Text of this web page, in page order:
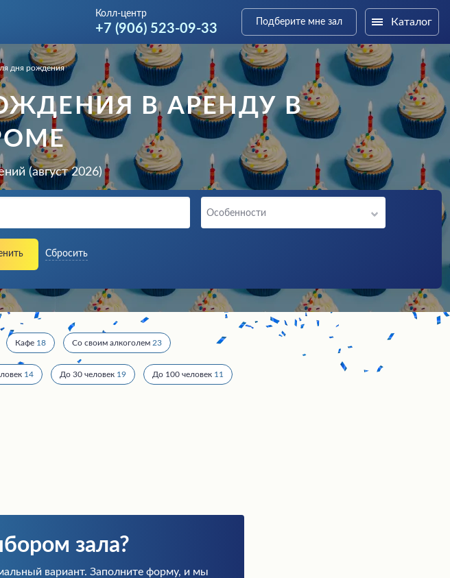
Колл-центр
+7 (906) 523-09-33 Подберите мне зал Каталог
дня рождения
В АРЕНДУ В
(август 2026)
Особенности
Сбросить
Кафе 18 Со своим алкоголем 23
14 До 30 человек 19 До 100 человек 11
зала?
вариант. Заполните форму, и мы